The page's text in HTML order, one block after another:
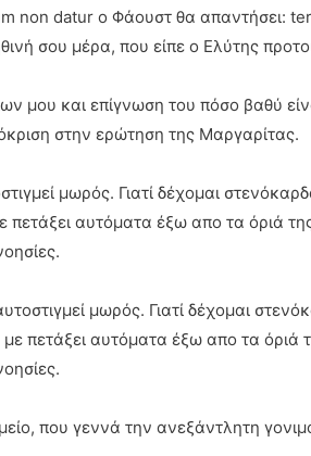
non datur ο Φάουστ θα απαντήσει:
σου μέρα, που είπε ο Ελύτης
μου και επίγνωση του πόσο βαθύ
στην ερώτηση της Μαργαρίτας.
μωρός. Γιατί δέχομαι
αυτόματα έξω απο τα όριά
μωρός. Γιατί δέχομαι
πετάξει αυτόματα έξω απο τα όριά
που γεννά την ανεξάντλητη